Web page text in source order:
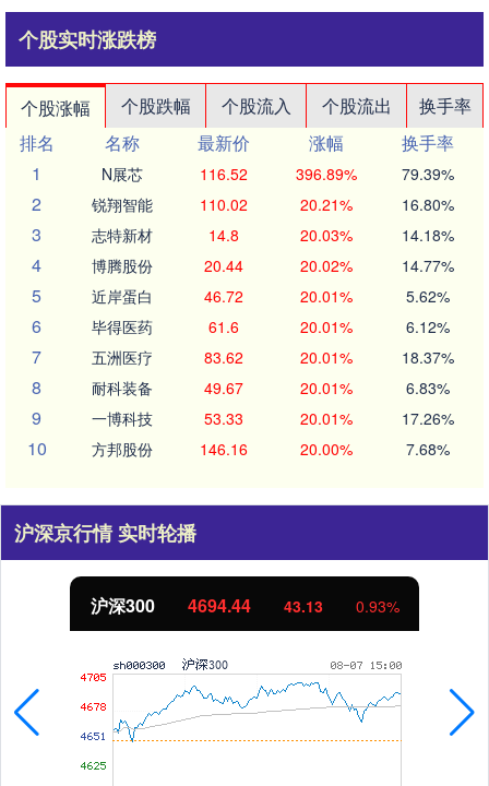
个股实时涨跌榜
个股涨幅 个股跌幅 个股流入 个股流出
换手率
排名
名称 最新价 涨幅
换手率
1
N展芯 116.52 396.89% 79.39%
2 锐翔智能 110.02 20.21% 16.80%
3 志特新材 14.8 20.03% 14.18%
4 博腾股份 20.44 20.02% 14.77%
5 近岸蛋白 46.72 20.01% 5.62%
6 毕得医药 61.6 20.01% 6.12%
7 五洲医疗 83.62 20.01% 18.37%
8 耐科装备 49.67 20.01% 6.83%
9 一博科技 53.33 20.01% 17.26%
10 方邦股份 146.16 20.00% 7.68%
沪深京行情 实时轮播
沪深300 4694.44 43.13 0.93%